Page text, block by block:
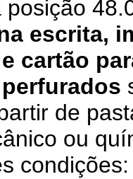
posição
escrita,
cartão
de
ou
condições: